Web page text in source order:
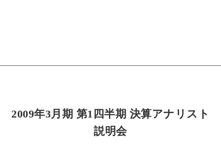
2009年3月期 第1四半期 決算アナリスト
説明会